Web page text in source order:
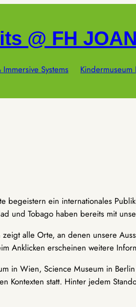
@ FH
Systems Kindermuseum
begeistern ein internationales
und Tobago haben bereits mit
zeigt alle Orte, an denen unsere
Anklicken erscheinen weitere
in Wien, Science Museum in
Kontexten statt. Hinter jedem